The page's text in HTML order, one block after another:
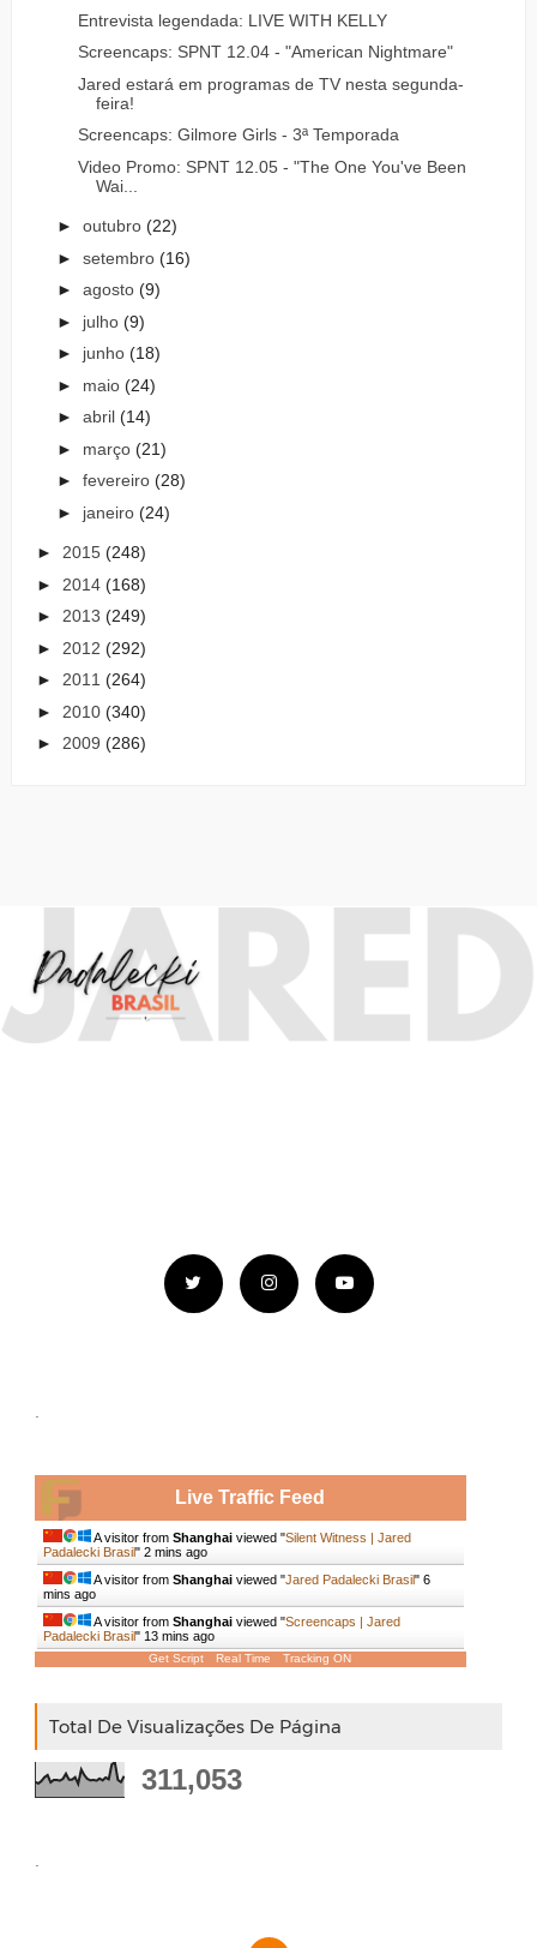
Entrevista legendada: LIVE WITH KELLY
Screencaps: SPNT 12.04 - "American Nightmare"
Jared estará em programas de TV nesta segunda-
feira!
Screencaps: Gilmore Girls - 3ª Temporada
Video Promo: SPNT 12.05 - "The One You've Been
Wai...
► outubro (22)
► setembro (16)
► agosto (9)
► julho (9)
► junho (18)
► maio (24)
► abril (14)
► março (21)
► fevereiro (28)
► janeiro (24)
► 2015 (248)
► 2014 (168)
► 2013 (249)
► 2012 (292)
► 2011 (264)
► 2010 (340)
► 2009 (286)
.
Live Traffic Feed
A visitor from Shanghaiviewed "Silent Witness | Jared
Padalecki Brasil" 2 mins ago
A visitor from Shanghaiviewed "Jared Padalecki Brasil" 6
mins ago
A visitor from Shanghaiviewed "Screencaps | Jared
Padalecki Brasil" 13 mins ago
Get Script Real Time Tracking ON
Total De Visualizações De Página
311,053
.